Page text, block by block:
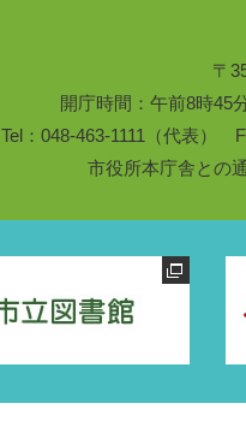
〒
開庁時間：午前8時45
Tel：048-463-1111（代表）
市役所本庁舎との